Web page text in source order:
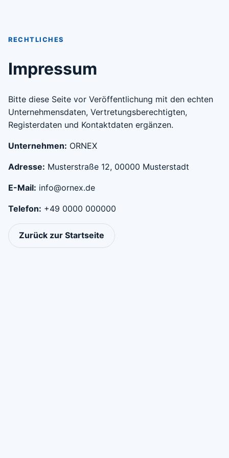
RECHTLICHES
Impressum
Bitte diese Seite vor Veröffentlichung mit den echten
Unternehmensdaten, Vertretungsberechtigten,
Registerdaten und Kontaktdaten ergänzen.
Unternehmen: ORNEX
Adresse: Musterstraße 12, 00000 Musterstadt
E-Mail: info@ornex.de
Telefon: +49 0000 000000
Zurück zur Startseite